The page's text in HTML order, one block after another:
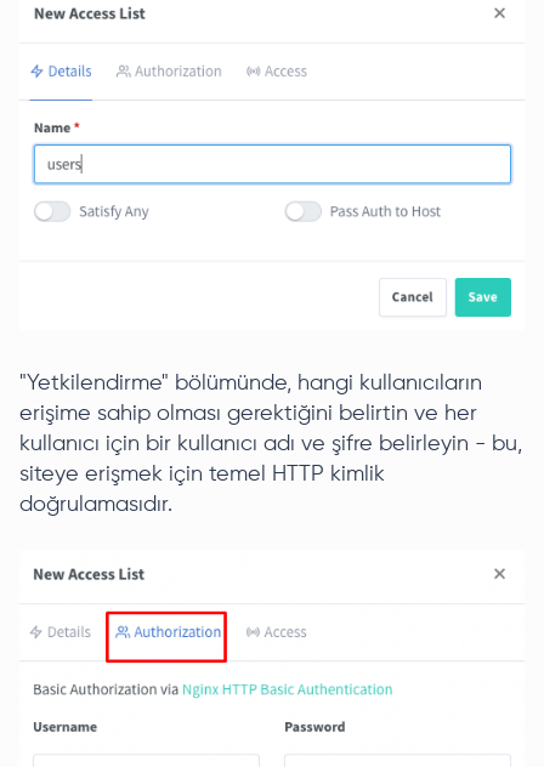
"Yetkilendirme" bölümünde, hangi kullanıcıların
erişime sahip olması gerektiğini belirtin ve her
kullanıcı için bir kullanıcı adı ve şifre belirleyin - bu,
siteye erişmek için temel HTTP kimlik
doğrulamasıdır.